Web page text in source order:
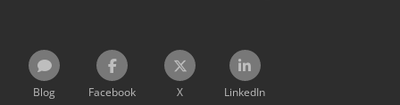
Blog Facebook X LinkedIn